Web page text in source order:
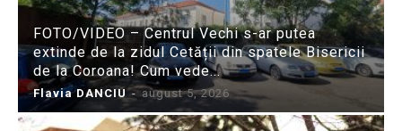
FOTO/VIDEO – Centrul Vechi s-ar putea
extinde de la zidul Cetății din spatele Bisericii
de la Coroana! Cum vede...
Flavia DANCIU - august 5, 2026